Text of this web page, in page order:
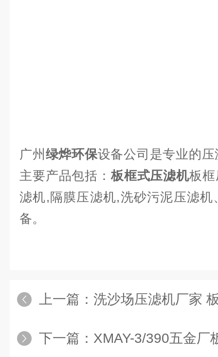
广州 绿烨环保设备公司是专业的
主要产品包括：板框式压滤机板
滤机, 隔膜压滤机,洗砂污泥压滤机
备。
上一篇： 洗沙场压滤机厂家
下一篇： XMAY-3/390五金厂板框压滤